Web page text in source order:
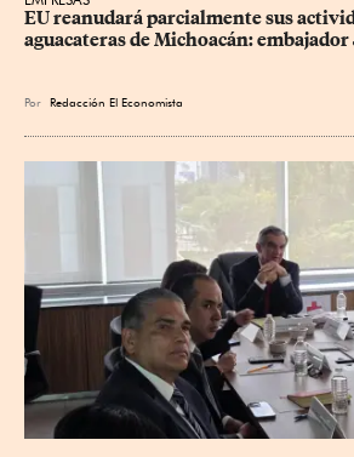
EU reanudará parcialmente sus
aguacateras de Michoacán:
Por Redacción El Economista